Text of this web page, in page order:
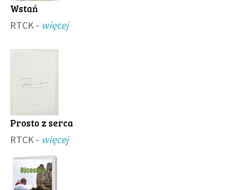
Wstań
RTCK - więcej
Prosto z serca
RTCK - więcej